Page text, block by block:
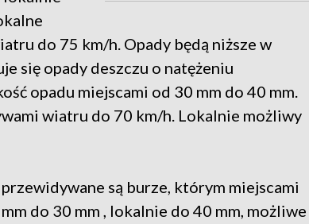
do 75 km/h. Opady będą niższe w
się opady deszczu o natężeniu
opadu miejscami od 30 mm do 40 mm.
wiatru do 70 km/h. Lokalnie możliwy
są burze, którym miejscami
do 30 mm , lokalnie do 40 mm, możliwe